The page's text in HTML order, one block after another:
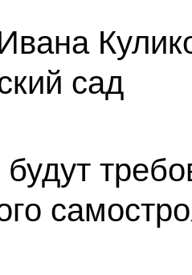
сад